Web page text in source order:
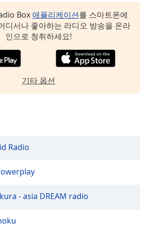
Box 애플리케이션를 스마트폰에
디서나 좋아하는 라디오 방송을 온라
인으로 청취하세요!
기타 옵션
Radio
- asia DREAM radio